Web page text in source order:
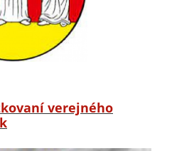
verejného